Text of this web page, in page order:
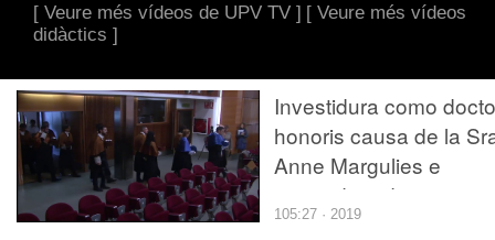
[ Veure més vídeos de UPV TV ] [ Veure més vídeos
didàctics ]
Investidura como
honoris causa de la
Anne Margulies e
investidura de nuevos
doctores y doctoras
105:27 · 2019